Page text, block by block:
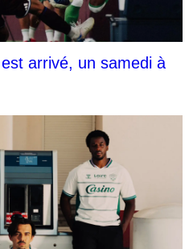
arrivé, un samedi à